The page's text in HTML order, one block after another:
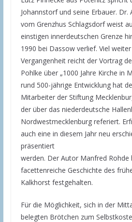
Johannstorf und seine Erbauer. Dr.
vom Grenzhus Schlagsdorf weist
einstigen innerdeutschen Grenze
1990 bei Dassow verlief. Viel
Vergangenheit reicht der Vortrag
Pohlke über „1000 Jahre Kirche in
rund 500-jährige Entwicklung hat
Mitarbeiter der Stiftung
der über das niederdeutsche
Nordwestmecklenburg referiert.
auch eine in diesem Jahr neu
präsentiert
werden. Der Autor Manfred Rohde
facettenreiche Geschichte des
Kalkhorst festgehalten.
Für die Möglichkeit, sich in der
belegten Brötchen zum